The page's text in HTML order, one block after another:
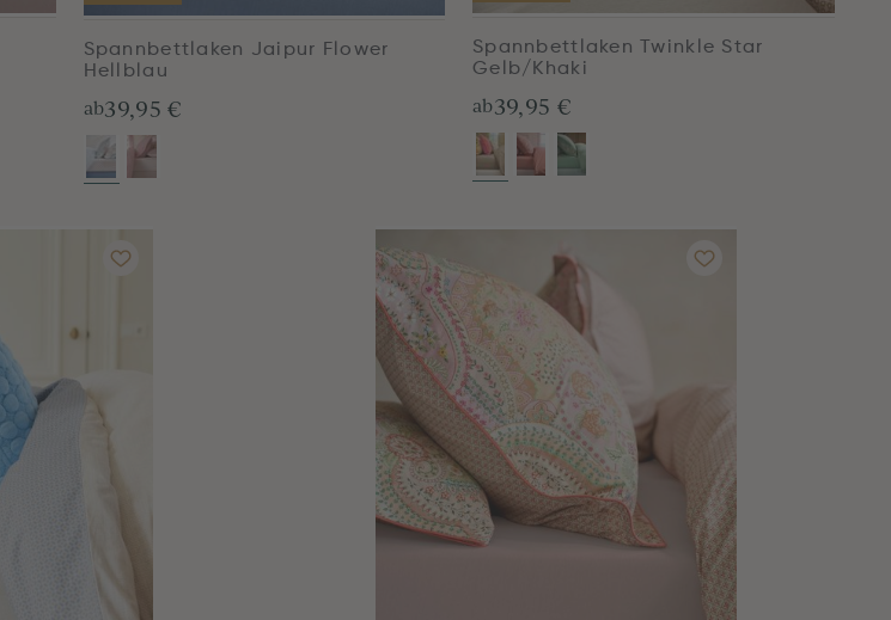
Spannbettlaken Jaipur Flower
Hellblau
ab39,95 €
Spannbettlaken Twinkle Star
Gelb/Khaki
ab39,95 €